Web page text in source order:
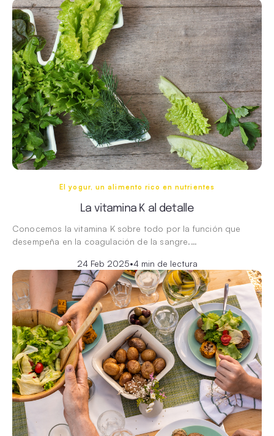
El yogur, un alimento rico en nutrientes
La vitamina K al detalle
Conocemos la vitamina K sobre todo por la función que
desempeña en la coagulación de la sangre.…
24 Feb 2025•4 min de lectura